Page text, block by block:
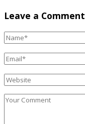
Leave a Comment